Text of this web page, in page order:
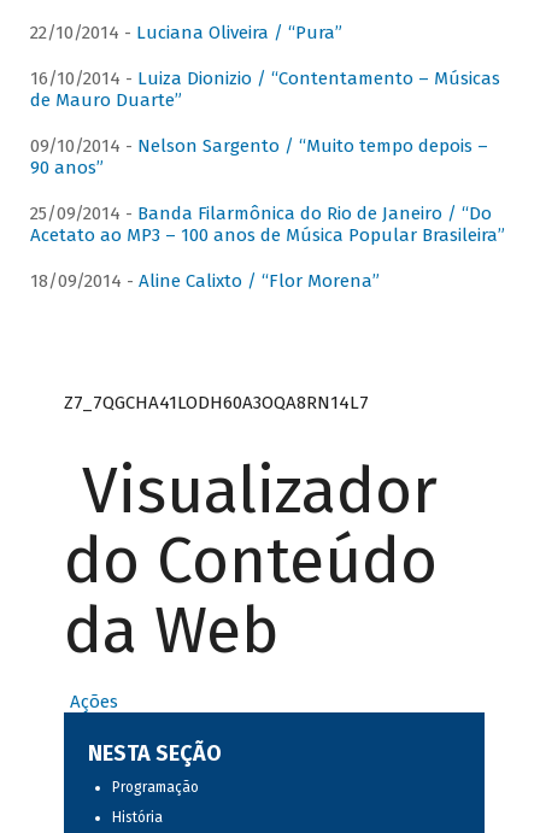
22/10/2014 - Luciana Oliveira / “Pura”
16/10/2014 - Luiza Dionizio / “Contentamento – Músicas
de Mauro Duarte”
09/10/2014 - Nelson Sargento / “Muito tempo depois –
90 anos”
25/09/2014 - Banda Filarmônica do Rio de Janeiro / “Do
Acetato ao MP3 – 100 anos de Música Popular Brasileira”
18/09/2014 - Aline Calixto / “Flor Morena”
Z7_7QGCHA41LODH60A3OQA8RN14L7
Visualizador
do Conteúdo
da Web
Ações
NESTA SEÇÃO
Programação
História